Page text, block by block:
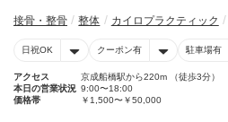
接骨・整骨 整体 カイロプラクティック
日祝OK クーポン有 駐車場有
アクセス
京成船橋駅から220m （徒歩3分）
本日の営業状況 9:00〜18:00
価格帯
￥1,500〜￥50,000